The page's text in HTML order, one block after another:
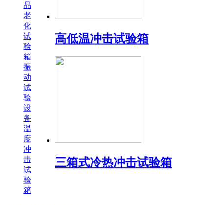
高低温冲击试验箱
三箱式冷热冲击试验箱
品
老
化
试
验
箱
振
动
试
验
设
备
温
度
冲
击
试
验
箱